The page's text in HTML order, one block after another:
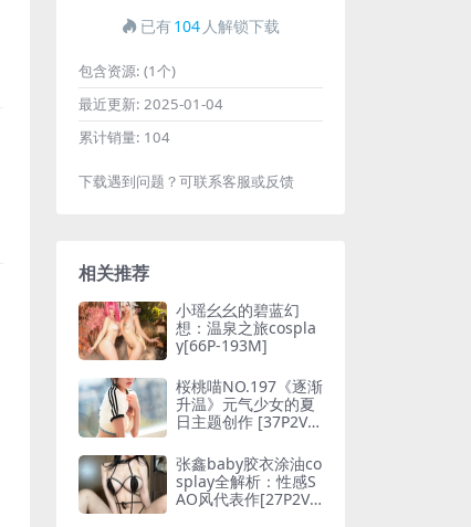
已有104 人解锁下载
包含资源: (1个)
最近更新: 2025-01-04
累计销量: 104
下载遇到问题？可联系客服或反馈
相关推荐
小瑶幺幺的碧蓝幻
想：温泉之旅cospla
y[66P-193M]
桜桃喵NO.197《逐渐
升温》元气少女的夏
日主题创作 [37P2V-6
张鑫baby胶衣涂油co
splay全解析：性感S
AO风代表作[27P2V-